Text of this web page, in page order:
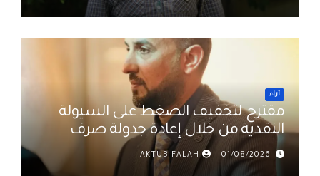
أراء
مقترح لتخفيف الضغط على السيولة
النقدية من خلال إعادة جدولة صرف
رواتب الموظفين في العراق د. عمر
حميد
01/08/2026
AKTUB FALAH